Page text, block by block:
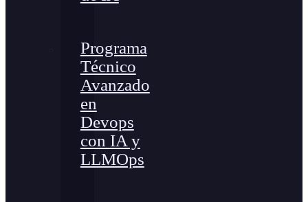
Programa
Técnico
Avanzado
en
Devops
con IA y
LLMOps